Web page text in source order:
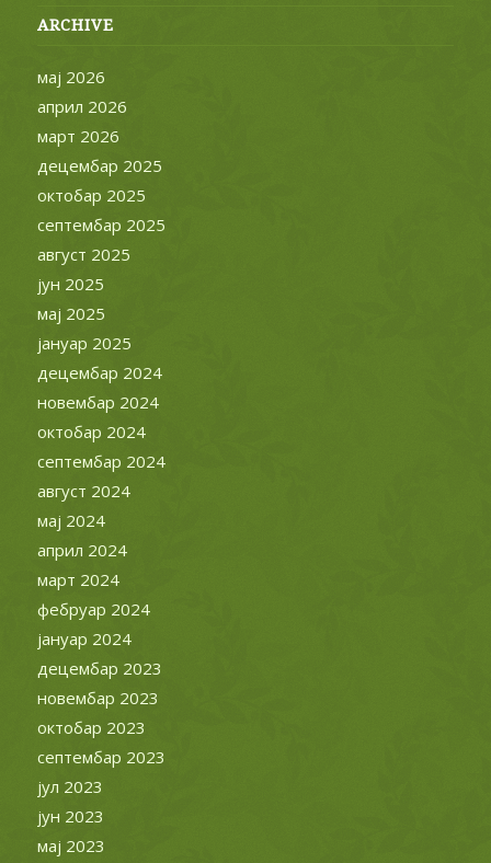
ARCHIVE
мај 2026
април 2026
март 2026
децембар 2025
октобар 2025
септембар 2025
август 2025
јун 2025
мај 2025
јануар 2025
децембар 2024
новембар 2024
октобар 2024
септембар 2024
август 2024
мај 2024
април 2024
март 2024
фебруар 2024
јануар 2024
децембар 2023
новембар 2023
октобар 2023
септембар 2023
јул 2023
јун 2023
мај 2023